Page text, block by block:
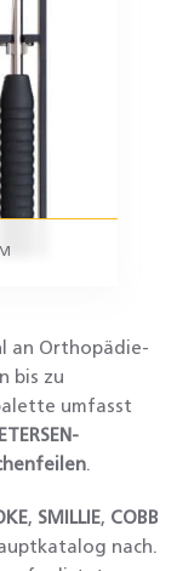
an Orthopädie-
bis zu
umfasst
.
, SMILLIE, COBB
nach.